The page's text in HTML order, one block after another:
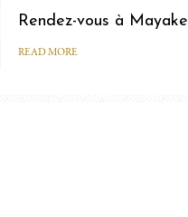
Rendez-vous à
READ MORE